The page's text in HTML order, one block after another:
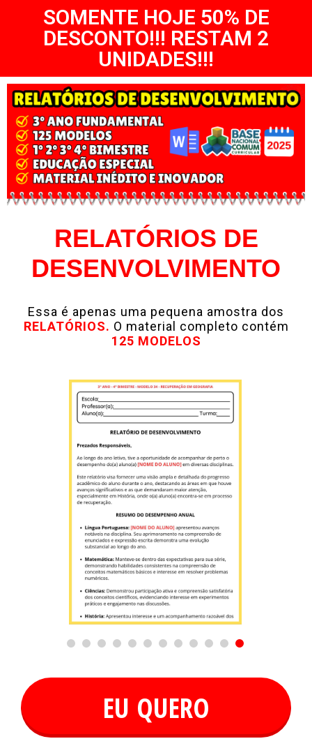
SOMENTE HOJE 50% DE
DESCONTO!!! RESTAM 2
UNIDADES!!!
RELATÓRIOS DE
DESENVOLVIMENTO
Essa é apenas uma pequena amostra dos
RELATÓRIOS. O material completo contém
125 MODELOS
EU QUERO